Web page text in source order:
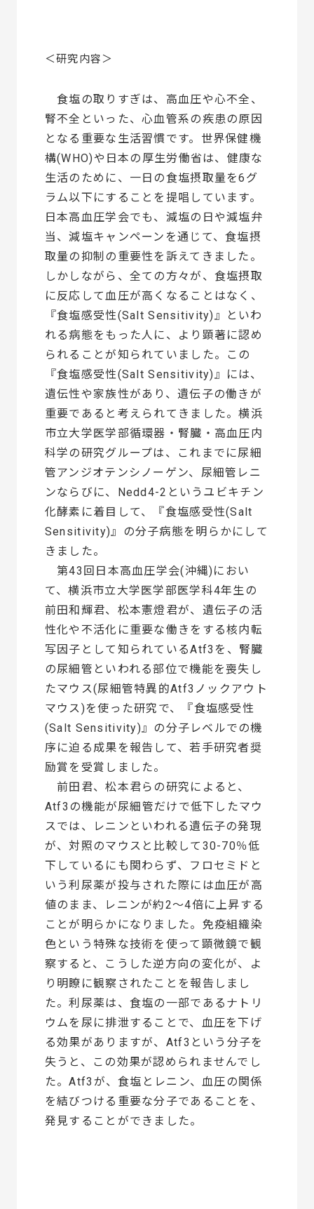
＜研究内容＞
食塩の取りすぎは、高血圧や心不全、
腎不全といった、心血管系の疾患の原因
となる重要な生活習慣です。世界保健機
構(WHO)や日本の厚生労働省は、健康な
生活のために、一日の食塩摂取量を6グ
ラム以下にすることを提唱しています。
日本高血圧学会でも、減塩の日や減塩弁
当、減塩キャンペーンを通じて、食塩摂
取量の抑制の重要性を訴えてきました。
しかしながら、全ての方々が、食塩摂取
に反応して血圧が高くなることはなく、
『食塩感受性(Salt Sensitivity)』といわ
れる病態をもった人に、より顕著に認め
られることが知られていました。この
『食塩感受性(Salt Sensitivity)』には、
遺伝性や家族性があり、遺伝子の働きが
重要であると考えられてきました。横浜
市立大学医学部循環器・腎臓・高血圧内
科学の研究グループは、これまでに尿細
管アンジオテンシノーゲン、尿細管レニ
ンならびに、Nedd4-2というユビキチン
化酵素に着目して、『食塩感受性(Salt
Sensitivity)』の分子病態を明らかにして
きました。
第43回日本高血圧学会(沖縄)におい
て、横浜市立大学医学部医学科4年生の
前田和輝君、松本憲燈君が、遺伝子の活
性化や不活化に重要な働きをする核内転
写因子として知られているAtf3を、腎臓
の尿細管といわれる部位で機能を喪失し
たマウス(尿細管特異的Atf3ノックアウト
マウス)を使った研究で、『食塩感受性
(Salt Sensitivity)』の分子レベルでの機
序に迫る成果を報告して、若手研究者奨
励賞を受賞しました。
前田君、松本君らの研究によると、
Atf3の機能が尿細管だけで低下したマウ
スでは、レニンといわれる遺伝子の発現
が、対照のマウスと比較して30-70％低
下しているにも関わらず、フロセミドと
いう利尿薬が投与された際には血圧が高
値のまま、レニンが約2～4倍に上昇する
ことが明らかになりました。免疫組織染
色という特殊な技術を使って顕微鏡で観
察すると、こうした逆方向の変化が、よ
り明瞭に観察されたことを報告しまし
た。利尿薬は、食塩の一部であるナトリ
ウムを尿に排泄することで、血圧を下げ
る効果がありますが、Atf3という分子を
失うと、この効果が認められませんでし
た。Atf3が、食塩とレニン、血圧の関係
を結びつける重要な分子であることを、
発見することができました。